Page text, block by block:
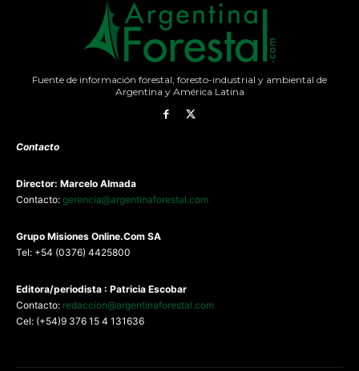
Fuente de información forestal, foresto-industrial y ambiental de
Argentina y América Latina
Contacto
Director: Marcelo Almada
Contacto: gerencia@argentinaforestal.com
Grupo Misiones Online.Com SA
Tel: +54 (0376) 4425800
Editora/periodista : Patricia Escobar
Contacto: redaccion@argentinaforestal.com
Cel: (+54)9 376 15 4 131636